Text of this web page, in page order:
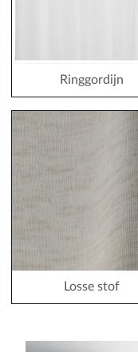
Ringgordijn
Losse stof